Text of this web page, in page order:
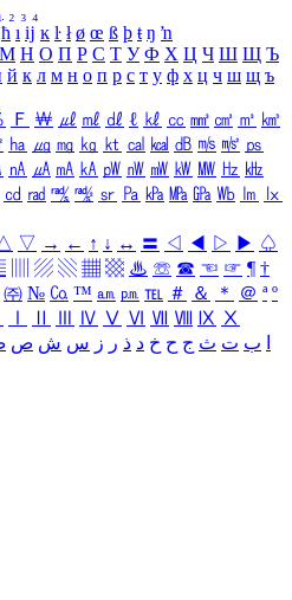
₂ ₃ ₄
ħ ı ĳ ĸ ŀ ł ø œ ß þ ŧ ŋ ŉ
М Н О П Р С Т У Ф Х Ц Ч Ш Щ Ъ
й к л м н о п р с т у ф х ц ч ш щ ъ
Ｆ ￦ ㎕ ㎖ ㎗ ℓ ㎘ ㏄ ㎣ ㎤ ㎥ ㎦
㏊ ㎍ ㎎ ㎏ ㏏ ㎈ ㎉ ㏈ ㎧ ㎨ ㎰
㎁ ㎂ ㎃ ㎄ ㎺ ㎻ ㎽ ㎾ ㎿ ㎐ ㎑
㏅ ㎭ ㎮ ㎯ ㏛ ㎩ ㎪ ㎫ ㎬ ㏝ ㏐
㏓
▽ → ← ↑ ↓ ↔ 〓 ◁ ◀ ▷ ▶ ♤
▨ ▧ ▦ ▩ ♨ ☏ ☎ ☜ ☞ ¶ †
㈜ № ㏇ ™ ㏂ ㏘ ℡ ＃ ＆ ＊ ＠ ª º
Ⅳ Ⅴ Ⅵ Ⅶ Ⅷ Ⅸ Ⅹ
ب ت ث ج ح خ د ذ ر ز س ش ص